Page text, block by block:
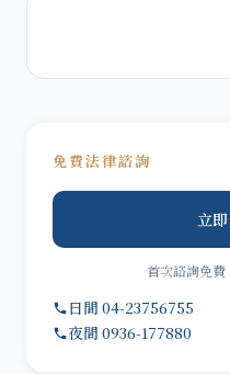
免費法律諮詢
立
首次諮詢免
日間 04-23756755
夜間 0936-177880